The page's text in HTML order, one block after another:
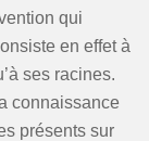
qui
en effet à
ses racines.
connaissance
présents sur